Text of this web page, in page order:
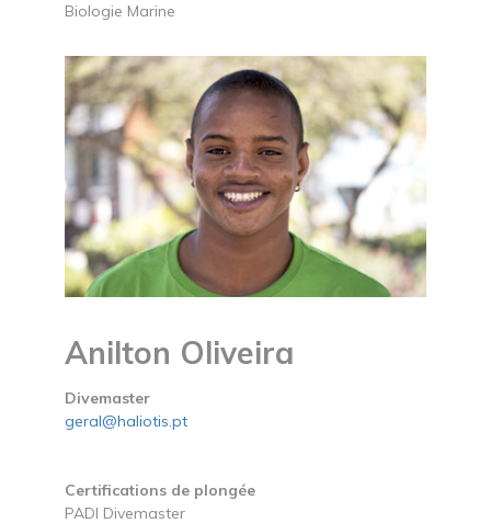
Biologie Marine
Anilton Oliveira
Divemaster
geral@haliotis.pt
Certifications de plongée
PADI Divemaster